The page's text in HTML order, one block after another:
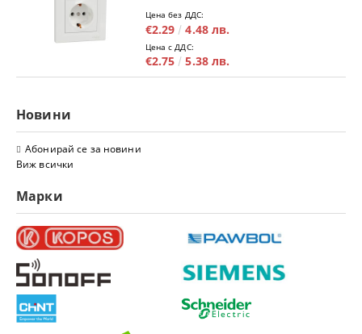
Цена без ДДС:
€2.29 4.48 лв.
Цена с ДДС:
€2.75 5.38 лв.
Новини
Абонирай се за новини
Виж всички
Марки